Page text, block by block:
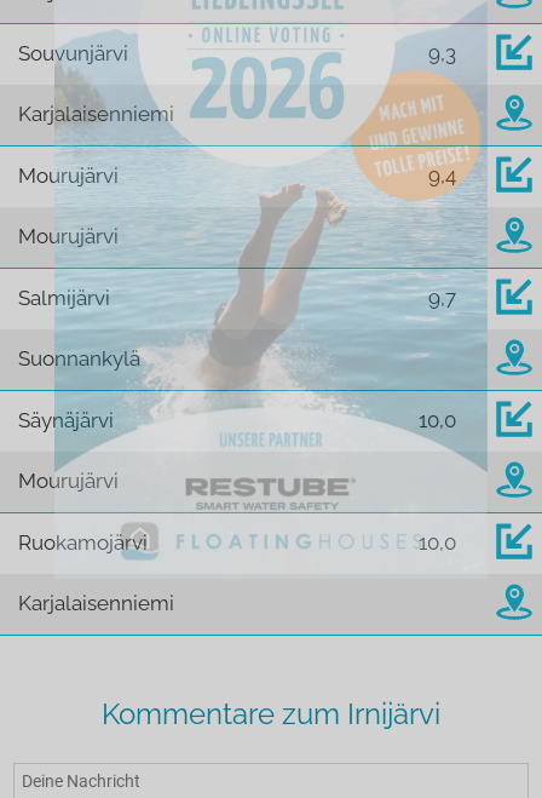
Souvunjärvi 9,3
Karjalaisenniemi
Mourujärvi 9,4
Mourujärvi
Salmijärvi 9,7
Suonnankylä
Säynäjärvi 10,0
Mourujärvi
Ruokamojärvi 10,0
Karjalaisenniemi
Kommentare zum Irnijärvi